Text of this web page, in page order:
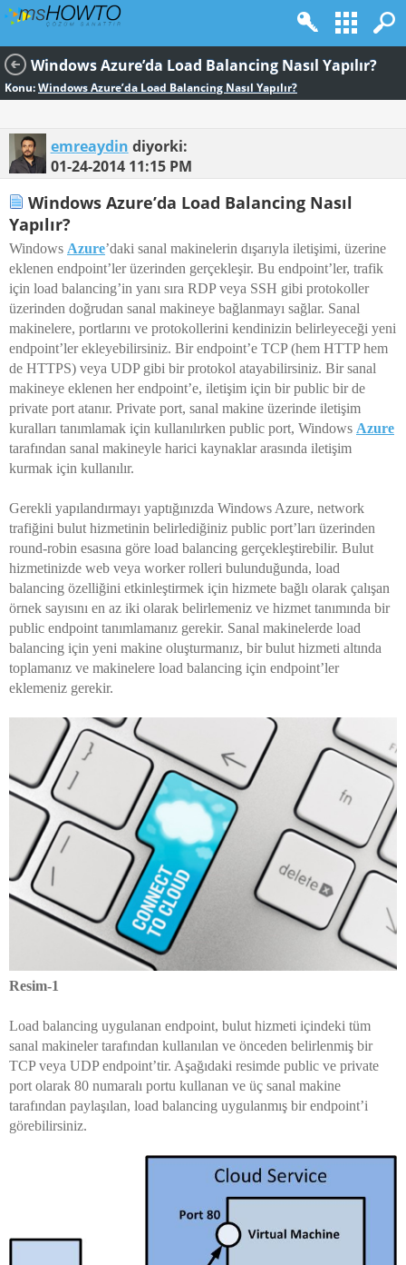
Windows Azure’da Load Balancing Nasıl Yapılır?
Konu:Windows Azure’da Load Balancing Nasıl Yapılır?
emreaydin diyorki:
01-24-2014 11:15 PM
Windows Azure’da Load Balancing Nasıl
Yapılır?
Windows Azure’daki sanal makinelerin dışarıyla iletişimi, üzerine
eklenen endpoint’ler üzerinden gerçekleşir. Bu endpoint’ler, trafik
için load balancing’in yanı sıra RDP veya SSH gibi protokoller
üzerinden doğrudan sanal makineye bağlanmayı sağlar. Sanal
makinelere, portlarını ve protokollerini kendinizin belirleyeceği yeni
endpoint’ler ekleyebilirsiniz. Bir endpoint’e TCP (hem HTTP hem
de HTTPS) veya UDP gibi bir protokol atayabilirsiniz. Bir sanal
makineye eklenen her endpoint’e, iletişim için bir public bir de
private port atanır. Private port, sanal makine üzerinde iletişim
kuralları tanımlamak için kullanılırken public port, Windows Azure
tarafından sanal makineyle harici kaynaklar arasında iletişim
kurmak için kullanılır.
Gerekli yapılandırmayı yaptığınızda Windows Azure, network
trafiğini bulut hizmetinin belirlediğiniz public port’ları üzerinden
round-robin esasına göre load balancing gerçekleştirebilir. Bulut
hizmetinizde web veya worker rolleri bulunduğunda, load
balancing özelliğini etkinleştirmek için hizmete bağlı olarak çalışan
örnek sayısını en az iki olarak belirlemeniz ve hizmet tanımında bir
public endpoint tanımlamanız gerekir. Sanal makinelerde load
balancing için yeni makine oluşturmanız, bir bulut hizmeti altında
toplamanız ve makinelere load balancing için endpoint’ler
eklemeniz gerekir.
Resim-1
Load balancing uygulanan endpoint, bulut hizmeti içindeki tüm
sanal makineler tarafından kullanılan ve önceden belirlenmiş bir
TCP veya UDP endpoint’tir. Aşağıdaki resimde public ve private
port olarak 80 numaralı portu kullanan ve üç sanal makine
tarafından paylaşılan, load balancing uygulanmış bir endpoint’i
görebilirsiniz.